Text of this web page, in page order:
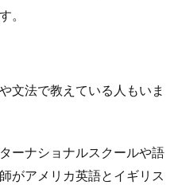
。
文法で教えている人もいま
ーナショナルスクールや語
がアメリカ英語とイギリス